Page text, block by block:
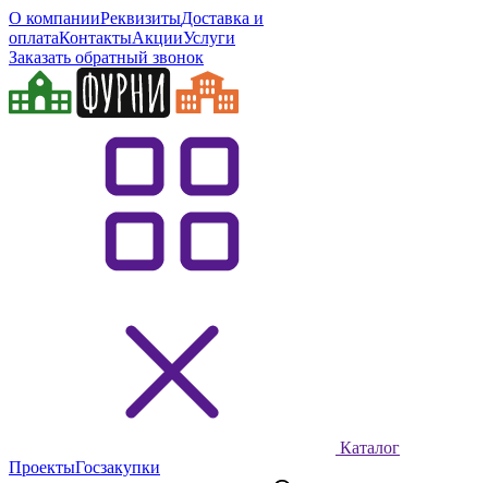
О компанииРеквизитыДоставка и
оплатаКонтактыАкцииУслуги
Заказать обратный звонок
Каталог
ПроектыГосзакупки